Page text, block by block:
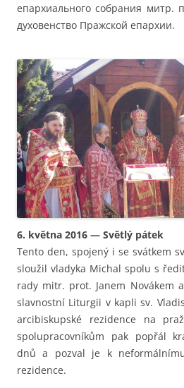
епархиального собрания митр.
духовенство Пражской епархии.
6. května 2016 — Světlý pátek
Tento den, spojený i se svátkem
sloužil vladyka Michal spolu s
rady mitr. prot. Janem Novákem
slavnostní Liturgii v kapli sv.
arcibiskupské rezidence na
spolupracovníkům pak popřál
dnů a pozval je k
rezidence.